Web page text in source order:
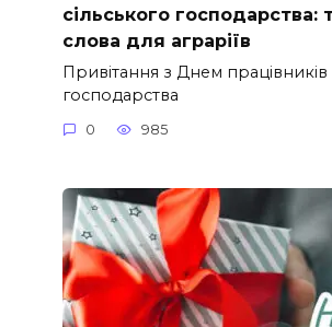
сільського господарства:
слова для аграріїв
Привітання з Днем працівників
господарства
0 985